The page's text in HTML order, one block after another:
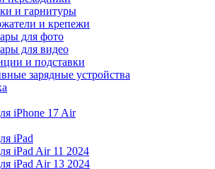
и гарнитуры
и крепежи
для фото
для видео
и подставки
зарядные устройства
iPhone 17 Air
iPad
iPad Air 11 2024
iPad Air 13 2024